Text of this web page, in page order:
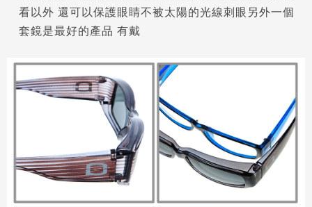
看以外 還可以保護眼睛不被太陽的光線刺眼另外一個
套鏡是最好的產品 有戴